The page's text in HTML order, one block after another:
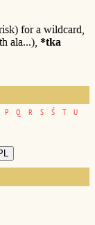
for a wildcard,
ala...), *tka
P Q R S Ś T
U